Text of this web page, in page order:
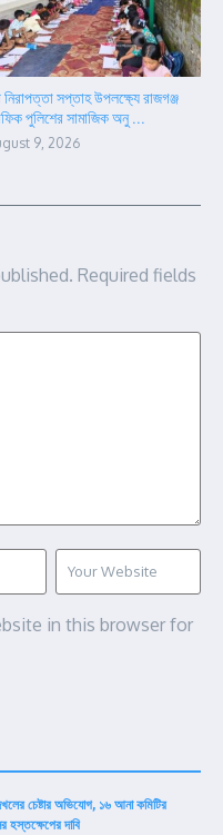
সপ্তাহ উপলক্ষ্যে রাজগঞ্জ
পুলিশের সামাজিক অনু ...
9, 2026
Required fields
in this browser for
চেষ্টার অভিযোগ, ১৬ আনা কমিটির
হস্তক্ষেপের দাবি